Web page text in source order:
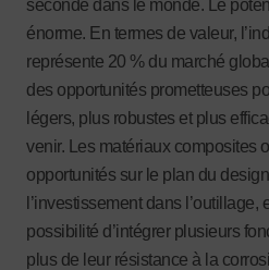
seconde dans le monde. Le
énorme. En termes de valeur,
représente 20 % du marché
des opportunités prometteuses
légers, plus robustes et plus
venir. Les matériaux composites
opportunités sur le plan du
l’investissement dans l’outillage,
possibilité d’intégrer plusieurs
plus de leur résistance à la